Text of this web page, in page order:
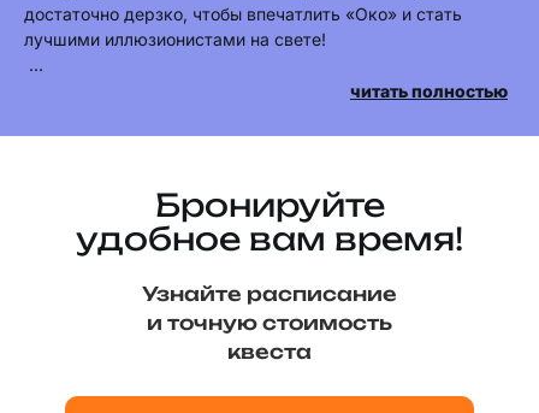
достаточно дерзко, чтобы впечатлить «Око» и стать
лучшими иллюзионистами на свете!
И для этого всего-то нужно подчинить силу
уметь повернуть время вспять. Вы готовы к
Это фантастический детский квест в Барнауле.
читать полностью
Бронируйте
удобное вам время!
Узнайте расписание
и точную стоимость
квеста